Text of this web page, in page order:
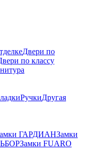
Двери по
по классу
РучкиДругая
ГАРДИАНЗамки
Замки FUARO